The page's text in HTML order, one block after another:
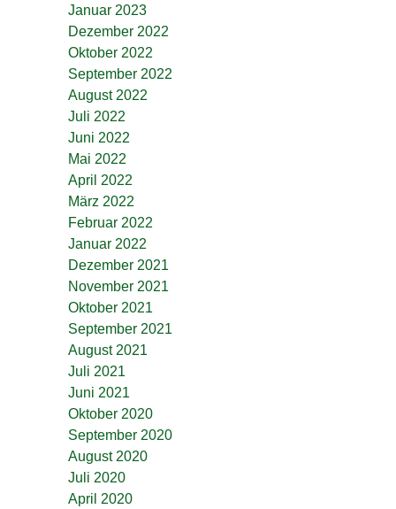
Januar 2023
Dezember 2022
Oktober 2022
September 2022
August 2022
Juli 2022
Juni 2022
Mai 2022
April 2022
März 2022
Februar 2022
Januar 2022
Dezember 2021
November 2021
Oktober 2021
September 2021
August 2021
Juli 2021
Juni 2021
Oktober 2020
September 2020
August 2020
Juli 2020
April 2020